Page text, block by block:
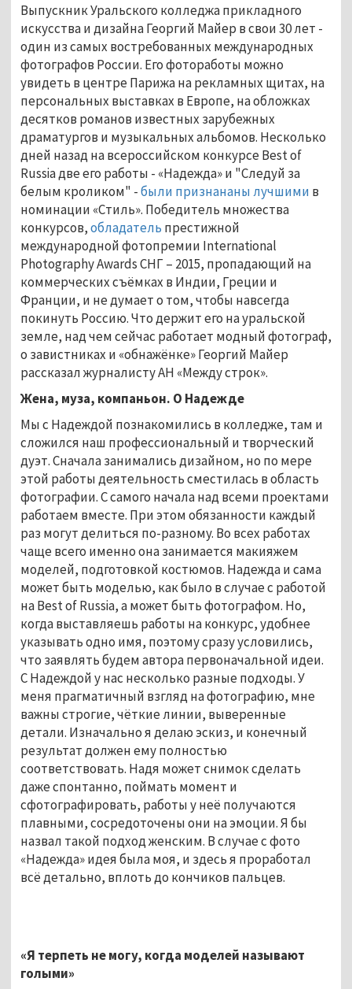
Выпускник Уральского колледжа прикладного
искусства и дизайна Георгий Майер в свои 30 лет -
один из самых востребованных международных
фотографов России. Его фотоработы можно
увидеть в центре Парижа на рекламных щитах, на
персональных выставках в Европе, на обложках
десятков романов известных зарубежных
драматургов и музыкальных альбомов. Несколько
дней назад на всероссийском конкурсе Best of
Russia две его работы - «Надежда» и "Следуй за
белым кроликом" -были признананы лучшими в
номинации «Стиль». Победитель множества
конкурсов,обладатель престижной
международной фотопремии International
Photography Awards СНГ – 2015, пропадающий на
коммерческих съёмках в Индии, Греции и
Франции, и не думает о том, чтобы навсегда
покинуть Россию. Что держит его на уральской
земле, над чем сейчас работает модный фотограф,
о завистниках и «обнажёнке» Георгий Майер
рассказал журналисту АН «Между строк».
Жена, муза, компаньон. О Надежде
Мы с Надеждой познакомились в колледже, там и
сложился наш профессиональный и творческий
дуэт. Сначала занимались дизайном, но по мере
этой работы деятельность сместилась в область
фотографии. С самого начала над всеми проектами
работаем вместе. При этом обязанности каждый
раз могут делиться по-разному. Во всех работах
чаще всего именно она занимается макияжем
моделей, подготовкой костюмов. Надежда и сама
может быть моделью, как было в случае с работой
на Best of Russia, а может быть фотографом. Но,
когда выставляешь работы на конкурс, удобнее
указывать одно имя, поэтому сразу условились,
что заявлять будем автора первоначальной идеи.
С Надеждой у нас несколько разные подходы. У
меня прагматичный взгляд на фотографию, мне
важны строгие, чёткие линии, выверенные
детали. Изначально я делаю эскиз, и конечный
результат должен ему полностью
соответствовать. Надя может снимок сделать
даже спонтанно, поймать момент и
сфотографировать, работы у неё получаются
плавными, сосредоточены они на эмоции. Я бы
назвал такой подход женским. В случае с фото
«Надежда» идея была моя, и здесь я проработал
всё детально, вплоть до кончиков пальцев.
«Я терпеть не могу, когда моделей называют
голыми»